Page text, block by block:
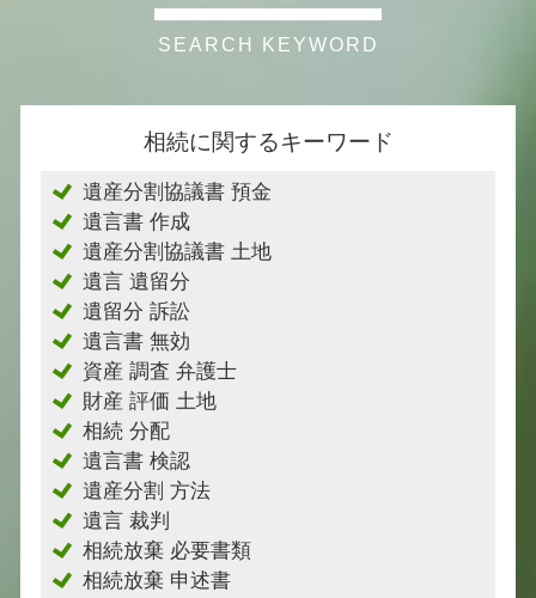
相続に関するキーワード
遺産分割協議書 預金
遺言書 作成
遺産分割協議書 土地
遺言 遺留分
遺留分 訴訟
遺言書 無効
資産 調査 弁護士
財産 評価 土地
相続 分配
遺言書 検認
遺産分割 方法
遺言 裁判
相続放棄 必要書類
相続放棄 申述書